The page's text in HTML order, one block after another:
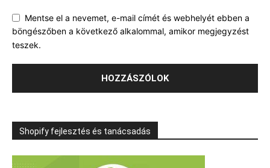
Mentse el a nevemet, e-mail címét és webhelyét ebben a
böngészőben a következő alkalommal, amikor megjegyzést
teszek.
Shopify fejlesztés és tanácsadás